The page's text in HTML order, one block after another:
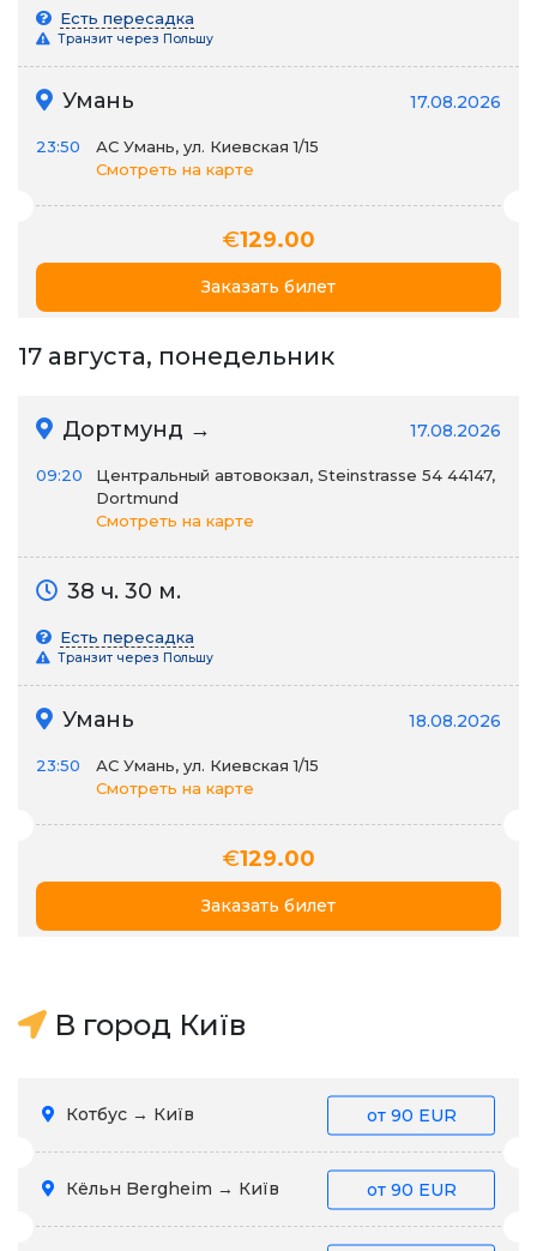
Есть пересадка
Транзит через Польшу
Умань 17.08.2026
23:50
АС Умань, ул. Киевская 1/15
Смотреть на карте
€129.00
Заказать билет
17 августа, понедельник
Дортмунд → 17.08.2026
09:20
Центральный автовокзал, Steinstrasse 54 44147,
Dortmund
Смотреть на карте
38 ч. 30 м.
Есть пересадка
Транзит через Польшу
Умань 18.08.2026
23:50
АС Умань, ул. Киевская 1/15
Смотреть на карте
€129.00
Заказать билет
В город Київ
Котбус → Київ от 90 EUR
Кёльн Bergheim → Київ от 90 EUR